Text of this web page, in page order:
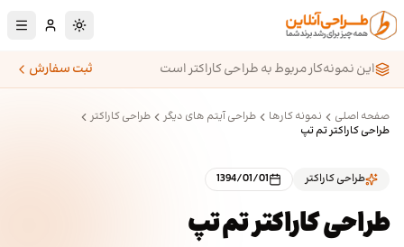
پرش به محتوای اصلی
تغییر به حالت
این نمونه‌کار مربوط به طراحی کاراکتر است
ثبت سفارش
صفحه اصلی نمونه کارها طراحی آیتم های دیگر
طراحی کاراکتر
طراحی کاراکتر تم تپ
طراحی کاراکتر 1394/01/01
طراحی کاراکتر تم تپ